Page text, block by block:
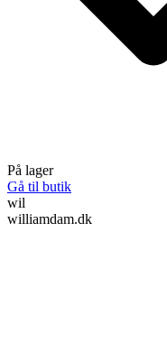
På lager
Gå til butik
wil
williamdam.dk